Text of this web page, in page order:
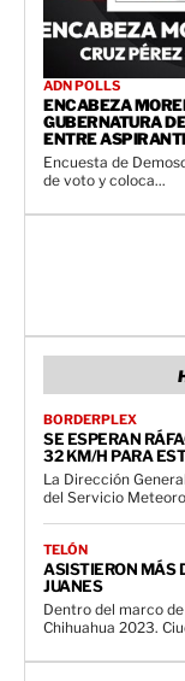
ADN POLLS
ENCABEZA
GUBERNATURA
ENTRE
Encuesta de
de voto y coloca...
BORDERPLEX
SE ESPERAN
32 KM/H PARA
La Dirección
del Servicio
TELÓN
ASISTIERON MÁS
JUANES
Dentro del marco
Chihuahua 2023.